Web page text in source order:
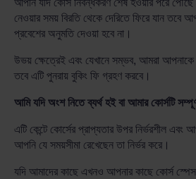
আপনি যদি কোর্স নিবন্ধকরণ শেষ হওয়ার পরে
নেওয়ার সময় বিরতি থেকে দেরিতে ফিরে যান তবে
প্রবেশের অনুমতি দেওয়া হবে না।
উভয় ক্ষেত্রেই এবং যেখানে সম্ভব, আমরা
তবে এটি পুনরায় বুকিং ফি গ্রহণ করবে।
আমি যদি অংশ নিতে ব্যর্থ হই বা আমার কোর্সটি
এটি কেন্টে কোর্সের প্রাপ্যতার উপর নির্ভরশীল এবং
আপনি যে সময়সীমা রেখেছেন তা নির্ভর করে।
যদি আমাদের কাছে এখনও আপনার কাছে কোর্স